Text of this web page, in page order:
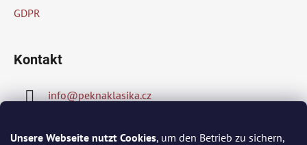
Unsere Webseite nutzt Cookies, um den Betrieb zu sichern,
GDPR
Kontakt
info@peknaklasika.cz